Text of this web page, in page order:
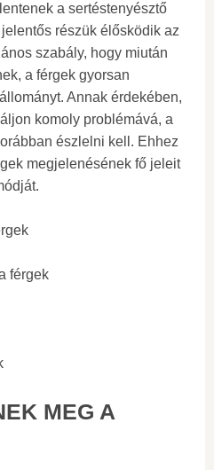
a sertéstenyésztő
részük élősködik az
szabály, hogy miután
a férgek gyorsan
Annak érdekében,
komoly problémává, a
észlelni kell. Ehhez
megjelenésének fő jeleit
férgek
MEG A